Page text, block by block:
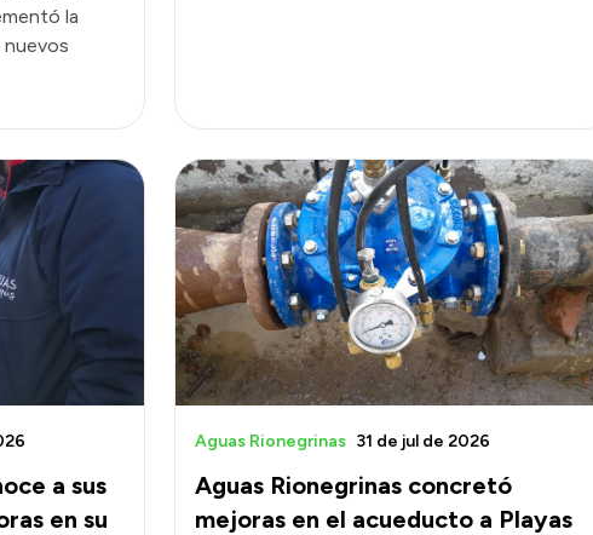
la
a sus
en su
Aguas Rionegrinas concretó
mejoras en el acueducto a Playas
Aguas Rionegrinas 31 de jul de 2026